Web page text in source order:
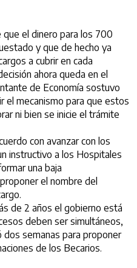
el dinero para los 700
y que de hecho ya
a cubrir en cada
ahora queda en el
de Economía sostuvo
el mecanismo para que estos
ni bien se inicie el trámite
con avanzar con los
instructivo a los Hospitales
una baja
el nombre del
de 2 años el gobierno está
deben ser simultáneos,
dos semanas para proponer
de los Becarios.